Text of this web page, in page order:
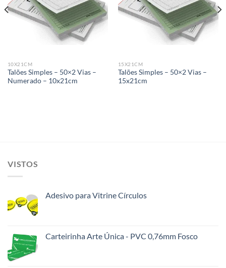
wishlist
10X21CM
Talões Simples – 50×2 Vias –
Numerado – 10x21cm
wishlist
15X21CM
Talões Simples – 50×2 Vias –
15x21cm
VISTOS
Adesivo para Vitrine Círculos
Carteirinha Arte Única - PVC 0,76mm Fosco